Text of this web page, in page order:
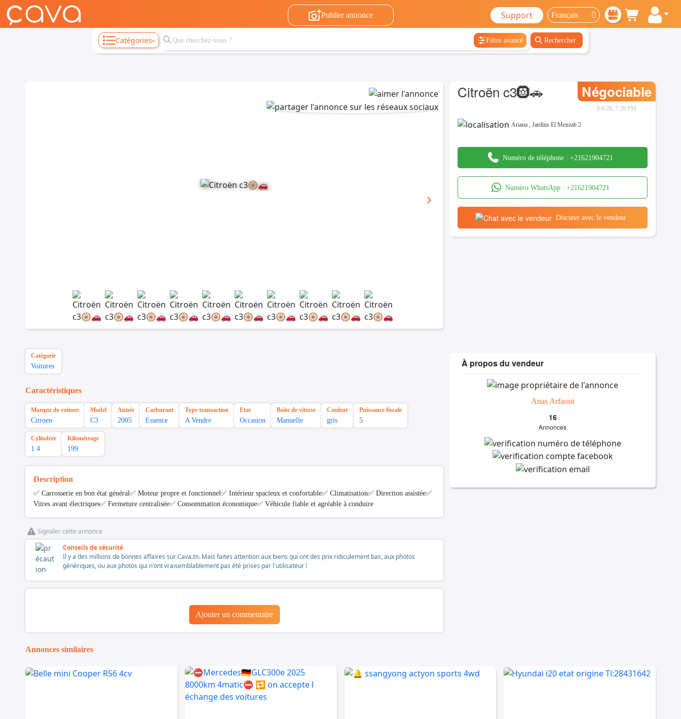
Publier annonce Support
Catégories Filtre avancé Rechercher
Citroën c3🛞🚗 Négociable
6/6/26, 7:28 PM
Ariana ,Jardins El Menzah 2
Numéro de téléphone :+21621904721
Numéro WhatsApp : +21621904721
Discuter avec le vendeur
Catégorie
Voitures
Caractéristiques
Marque de voiture
Citroen
Model
C3
Année
2005
Carburant
Essence
Type transaction
A Vendre
Etat
Occasion
Boîte de vitesse
Manuelle
Couleur
gris
Puissance fiscale
5
Cylindrée
1.4
Kilométrage
199
Description
✅ Carrosserie en bon état général✅ Moteur propre et fonctionnel✅ Intérieur spacieux et confortable✅ Climatisation✅ Direction assistée✅
Vitres avant électriques✅ Fermeture centralisée✅ Consommation économique✅ Véhicule fiable et agréable à conduire
Signaler cette annonce
Conseils de sécurité
Il y a des millions de bonnes affaires sur Cava.tn. Mais faites attention aux biens qui ont des prix ridiculement bas, aux photos
génériques, ou aux photos qui n'ont vraisemblablement pas été prises par l'utilisateur !
Ajouter un commentaire
À propos du vendeur
Anas Arfaoui
16
Annonces
Annonces similaires